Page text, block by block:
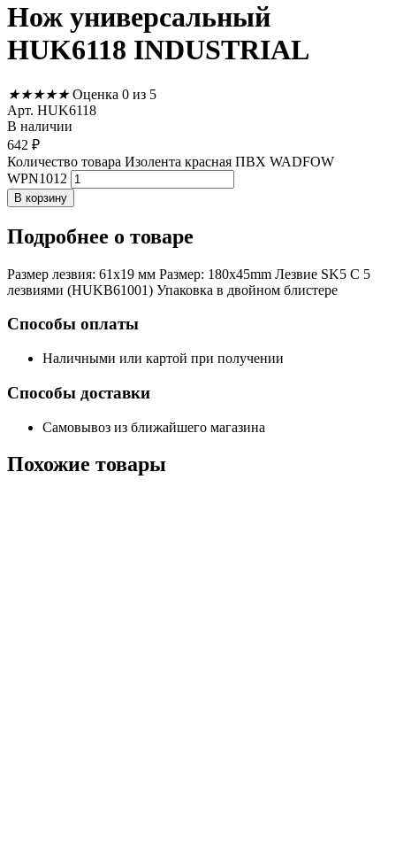
Нож универсальный
HUK6118 INDUSTRIAL
★★★★★ Оценка 0 из 5
Арт. HUK6118
В наличии
642 ₽
Количество товара Изолента красная ПВХ WADFOW
WPN1012
В корзину
Подробнее о товаре
Размер лезвия: 61x19 мм Размер: 180x45mm Лезвие SK5 С 5
лезвиями (HUKB61001) Упаковка в двойном блистере
Способы оплаты
Наличными или картой при получении
Способы доставки
Самовывоз из ближайшего магазина
Похожие товары